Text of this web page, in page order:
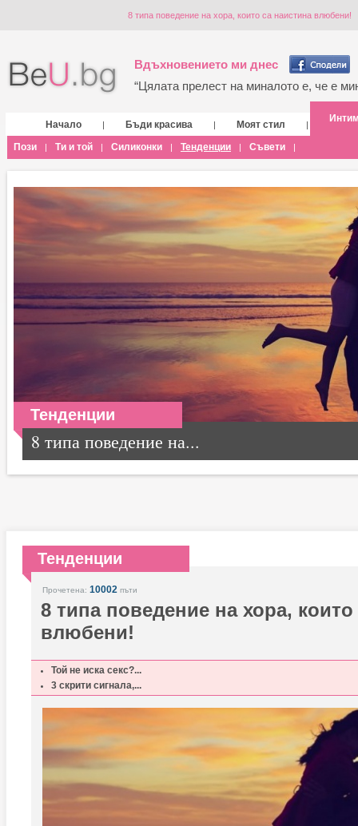
8 типа поведение на хора, които са наистина влюбени!
Вдъхновението ми днес
“Цялата прелест на миналото е, че е
Начало | Бъди красива | Моят стил |
Пози | Ти и той | Силиконки | Тенденции | Съвети |
Тенденции
8 типа поведение на...
Тенденции
Прочетена: 10002 пъти
8 типа поведение на хора,
влюбени!
Той не иска секс?...
3 скрити сигнала,...